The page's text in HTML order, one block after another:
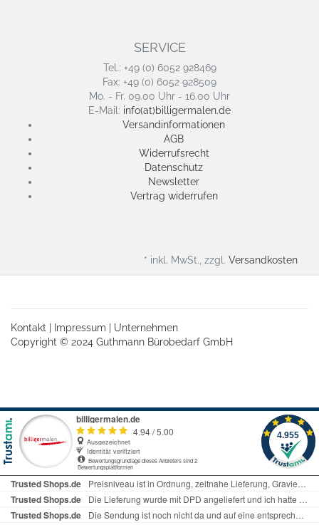
SERVICE
Tel.: +49 (0) 6052 928469
Fax: +49 (0) 6052 928509
Mo. - Fr. 09.00 Uhr - 16.00 Uhr
E-Mail: info(at)billigermalen.de
Versandinformationen
AGB
Widerrufsrecht
Datenschutz
Newsletter
Vertrag widerrufen
* inkl. MwSt., zzgl. Versandkosten
Kontakt Impressum
Unternehmen
Copyright © 2024 Guthmann Bürobedarf GmbH